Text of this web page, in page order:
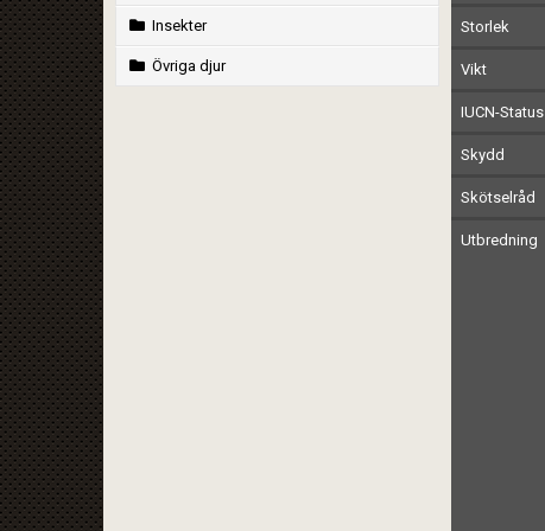
Insekter
Övriga djur
Storlek
Vikt
IUCN-Status
Skydd
Skötselråd
Utbredning